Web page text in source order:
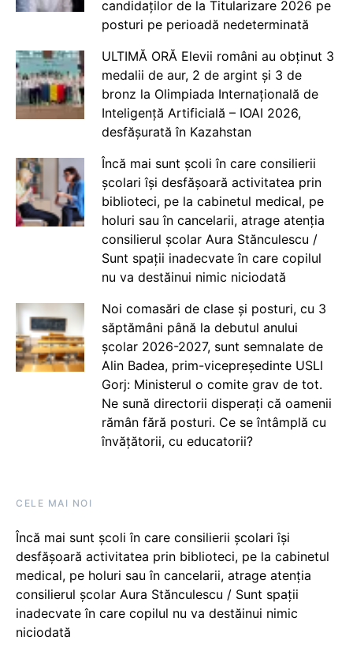
candidaților de la Titularizare 2026 pe
posturi pe perioadă nedeterminată
ULTIMĂ ORĂ Elevii români au obținut 3
medalii de aur, 2 de argint și 3 de
bronz la Olimpiada Internațională de
Inteligență Artificială – IOAI 2026,
desfășurată în Kazahstan
Încă mai sunt școli în care consilierii
școlari își desfășoară activitatea prin
biblioteci, pe la cabinetul medical, pe
holuri sau în cancelarii, atrage atenția
consilierul școlar Aura Stănculescu /
Sunt spații inadecvate în care copilul
nu va destăinui nimic niciodată
Noi comasări de clase și posturi, cu 3
săptămâni până la debutul anului
școlar 2026-2027, sunt semnalate de
Alin Badea, prim-vicepreședinte USLI
Gorj: Ministerul o comite grav de tot.
Ne sună directorii disperați că oamenii
rămân fără posturi. Ce se întâmplă cu
învățătorii, cu educatorii?
CELE MAI NOI
Încă mai sunt școli în care consilierii școlari își
desfășoară activitatea prin biblioteci, pe la cabinetul
medical, pe holuri sau în cancelarii, atrage atenția
consilierul școlar Aura Stănculescu / Sunt spații
inadecvate în care copilul nu va destăinui nimic
niciodată